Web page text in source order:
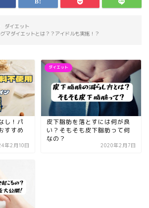
ダイエット
マダイエットとは？？アイドルも実施！？
し！パ
すすめ
年2月10日
ダイエット
皮下脂肪を落とすには何が良
い？そもそも皮下脂肪って何
なの？
2020年2月7日